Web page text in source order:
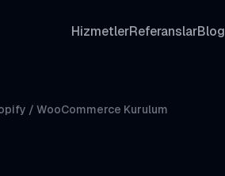
HizmetlerReferanslarBlog
/ WooCommerce Kurulum